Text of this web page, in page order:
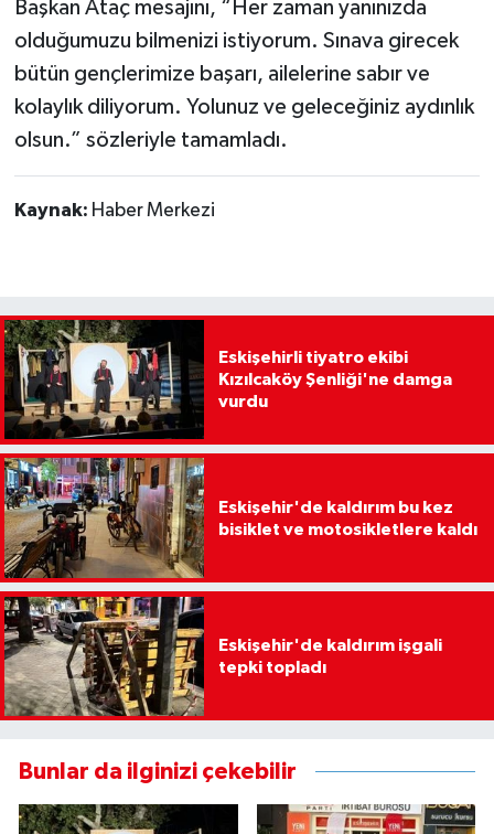
Başkan Ataç mesajını, “Her zaman yanınızda
olduğumuzu bilmenizi istiyorum. Sınava girecek
bütün gençlerimize başarı, ailelerine sabır ve
kolaylık diliyorum. Yolunuz ve geleceğiniz aydınlık
olsun.” sözleriyle tamamladı.
Kaynak: Haber Merkezi
Eskişehirli tiyatro ekibi
Kızılcaköy Şenliği'ne damga
vurdu
Eskişehir'de kaldırım bu kez
bisiklet ve motosikletlere kaldı
Eskişehir'de kaldırım işgali
tepki topladı
Bunlar da ilginizi çekebilir